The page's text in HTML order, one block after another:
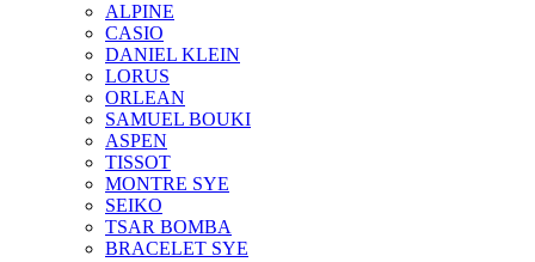
ALPINE
CASIO
DANIEL KLEIN
LORUS
ORLEAN
SAMUEL BOUKI
ASPEN
TISSOT
MONTRE SYE
SEIKO
TSAR BOMBA
BRACELET SYE